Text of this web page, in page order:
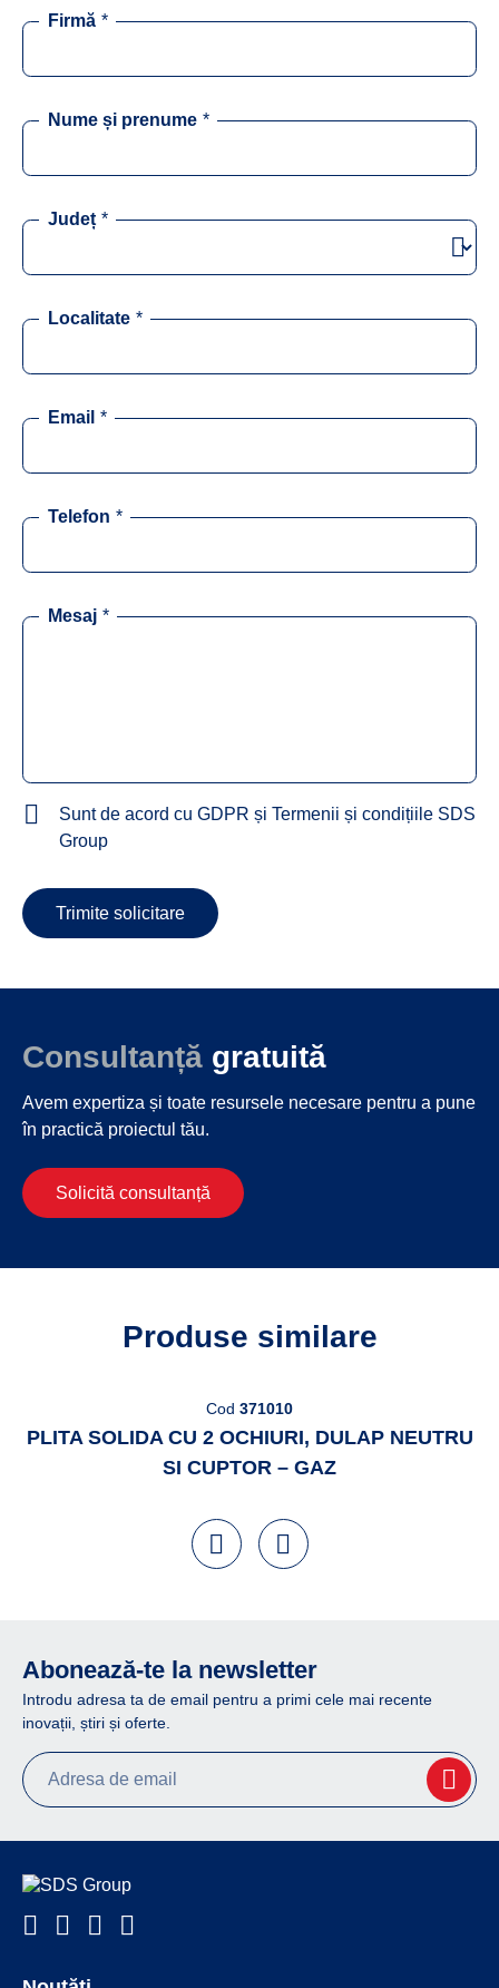
Firmă *
Nume și prenume *
Județ *
Localitate *
Email *
Telefon *
Mesaj *
Sunt de acord cu GDPR și Termenii și condițiile SDS
Group
Trimite solicitare
Consultanță gratuită
Avem expertiza și toate resursele necesare pentru a pune
în practică proiectul tău.
Solicită consultanță
Produse similare
Cod 371010
PLITA SOLIDA CU 2 OCHIURI, DULAP NEUTRU
SI CUPTOR – GAZ
Abonează-te la newsletter
Introdu adresa ta de email pentru a primi cele mai recente
inovații, știri și oferte.